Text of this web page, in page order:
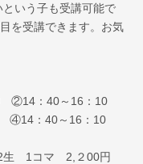
いう子も受講可能で
を受講できます。お気
②14：40～16：10
④14：40～16：10
生 1コマ 2,２00円